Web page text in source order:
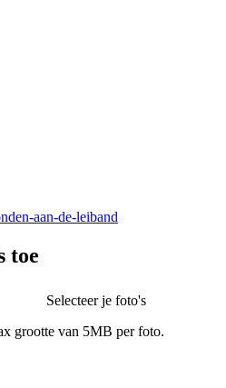
aan-de-leiband
toe
Selecteer je foto's
grootte van 5MB per foto.